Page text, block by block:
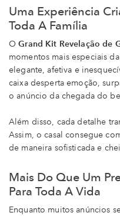
Uma Experiência
Toda A Família
OGrand Kit Revelação de
momentos mais especiais
elegante, afetiva e
caixa desperta emoção,
o anúncio da chegada do
Além disso, cada detalhe
Assim, o casal consegue
de maneira sofisticada e
Mais Do Que Um
Para Toda A Vida
Enquanto muitos anúncios